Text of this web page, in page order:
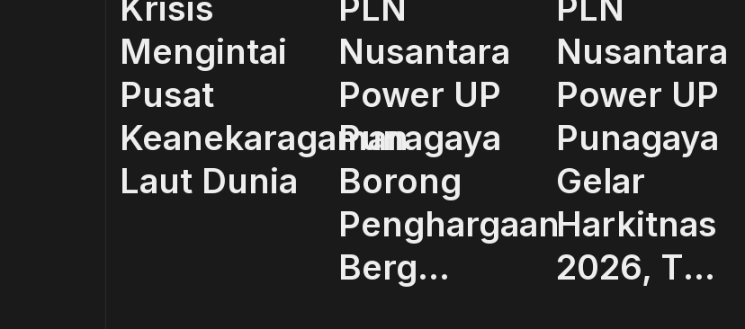
Krisis
Mengintai
Pusat
Keanekaragaman
Laut Dunia
PLN
Nusantara
Power UP
Punagaya
Borong
Penghargaan
Berg...
PLN
Nusantara
Power UP
Punagaya
Gelar
Harkitnas
2026, T...